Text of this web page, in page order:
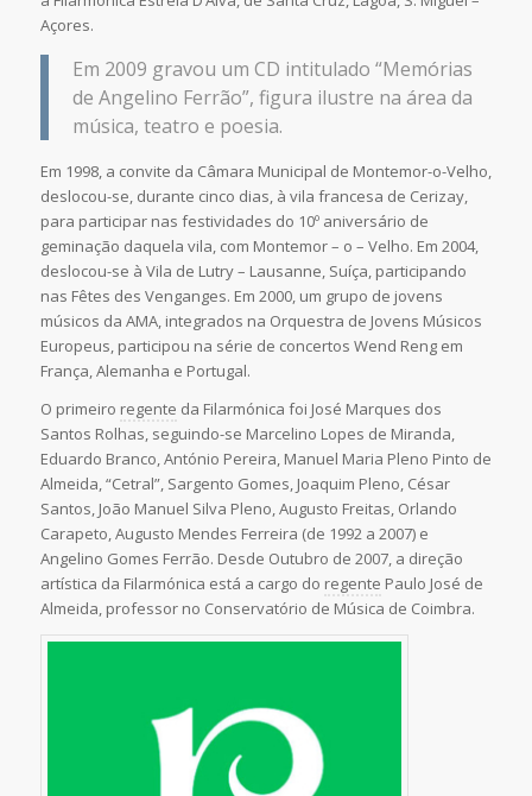
Açores.
Em 2009 gravou um CD intitulado “Memórias
de Angelino Ferrão”, figura ilustre na área da
música, teatro e poesia.
Em 1998, a convite da Câmara Municipal de Montemor-o-Velho,
deslocou-se, durante cinco dias, à vila francesa de Cerizay,
para participar nas festividades do 10º aniversário de
geminação daquela vila, com Montemor – o – Velho. Em 2004,
deslocou-se à Vila de Lutry – Lausanne, Suíça, participando
nas Fêtes des Venganges. Em 2000, um grupo de jovens
músicos da AMA, integrados na Orquestra de Jovens Músicos
Europeus, participou na série de concertos Wend Reng em
França, Alemanha e Portugal.
O primeiro regente da Filarmónica foi José Marques dos
Santos Rolhas, seguindo-se Marcelino Lopes de Miranda,
Eduardo Branco, António Pereira, Manuel Maria Pleno Pinto de
Almeida, “Cetral”, Sargento Gomes, Joaquim Pleno, César
Santos, João Manuel Silva Pleno, Augusto Freitas, Orlando
Carapeto, Augusto Mendes Ferreira (de 1992 a 2007) e
Angelino Gomes Ferrão. Desde Outubro de 2007, a direção
artística da Filarmónica está a cargo do regente Paulo José de
Almeida, professor no Conservatório de Música de Coimbra.